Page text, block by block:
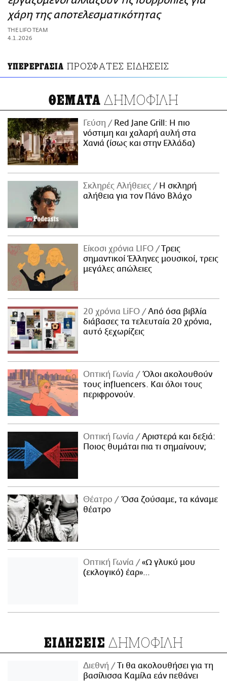
ΑΜΠΑ
PRINT
χάρη της αποτελεσματικότητας
THE LIFO TEAM
4.1.2026
ΥΠΕΡΕΡΓΑΣΙΑ ΠΡΟΣΦΑΤΕΣ ΕΙΔΗΣΕΙΣ
ΘΕΜΑΤΑ ΔΗΜΟΦΙΛΗ
Γεύση
Red Jane Grill: Η πιο
νόστιμη και χαλαρή αυλή στα
Χανιά (ίσως και στην Ελλάδα)
Σκληρές Αλήθειες
H σκληρή
αλήθεια για τον Πάνο Βλάχο
Είκοσι χρόνια LIFO
Tρεις
σημαντικοί Έλληνες μουσικοί, τρεις
μεγάλες απώλειες
20 χρόνια LiFO
Από όσα βιβλία
διάβασες τα τελευταία 20 χρόνια,
αυτό ξεχωρίζεις
Οπτική Γωνία
Όλοι ακολουθούν
τους influencers. Και όλοι τους
περιφρονούν.
Οπτική Γωνία
Αριστερά και δεξιά:
Ποιος θυμάται πια τι σημαίνουν;
Θέατρο
Όσα ζούσαμε, τα κάναμε
θέατρο
Οπτική Γωνία
«Ω γλυκύ μου
(εκλογικό) έαρ»…
ΕΙΔΗΣΕΙΣ ΔΗΜΟΦΙΛΗ
Διεθνή
Τι θα ακολουθήσει για τη
βασίλισσα Καμίλα εάν πεθάνει